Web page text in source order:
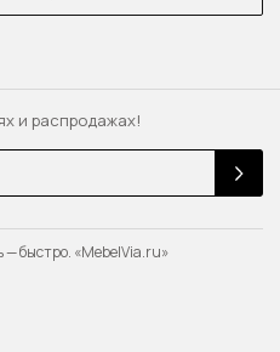
и распродажах!
быстро. «MebelVia.ru»